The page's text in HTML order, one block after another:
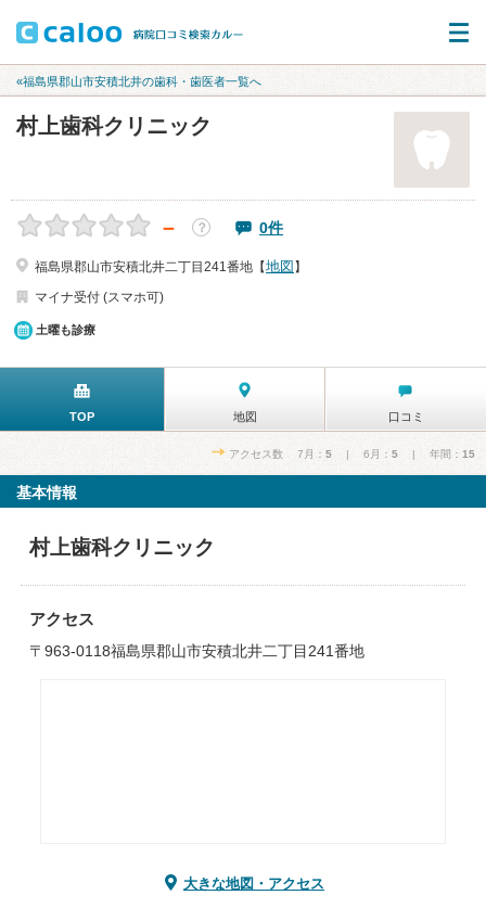
«福島県郡山市安積北井の歯科・歯医者一覧へ
村上歯科クリニック
－ ？ 0件
福島県郡山市安積北井二丁目241番地【地図 】
マイナ受付 (スマホ可)
土曜も診療
TOP 地図 口コミ
アクセス数 7月： 5 | 6月： 5 | 年間： 15
基本情報
村上歯科クリニック
アクセス
〒963-0118福島県郡山市安積北井二丁目241番地
大きな地図・アクセス